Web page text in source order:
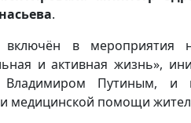
.
включён в мероприятия
и активная жизнь»,
Владимиром Путиным, и
медицинской помощи